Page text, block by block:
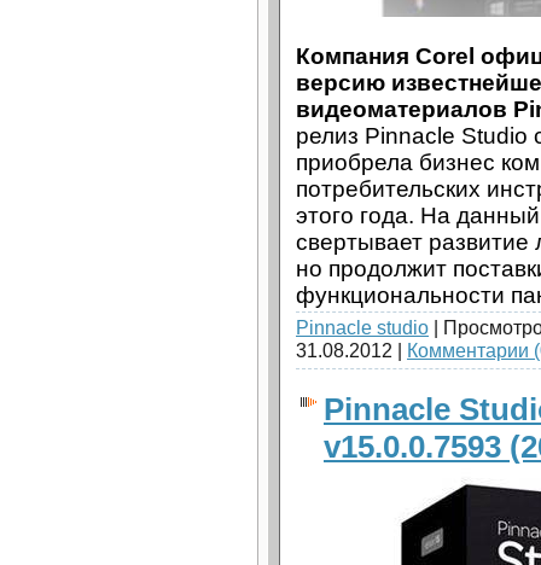
Компания Corel
версию
видеоматериалов
релиз Pinnacle Studio
приобрела бизнес
потребительских
этого года. На
свертывает развитие
но продолжит
функциональности
Pinnacle studio |
31.08.2012 | Комментарии
Pinnacle
v15.0.0.7593